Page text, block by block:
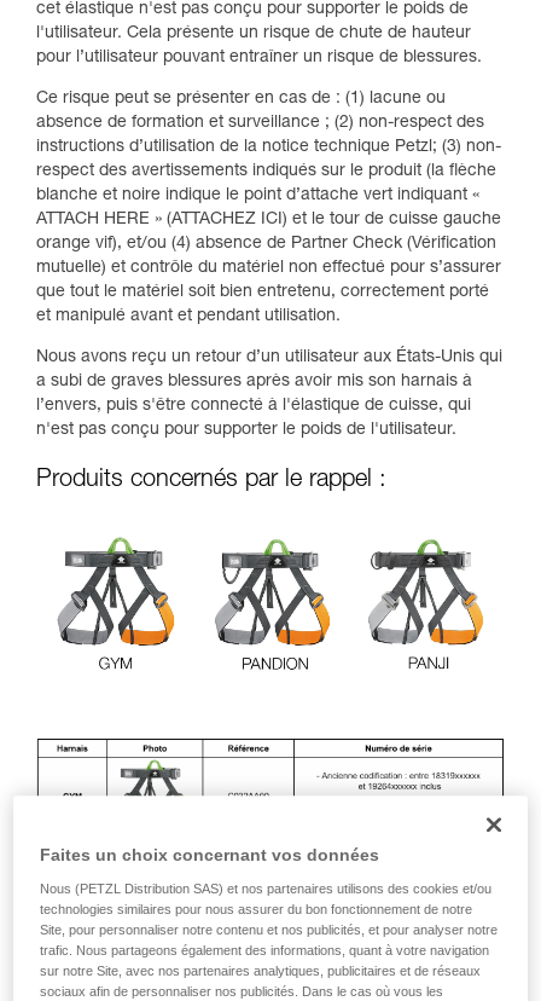
cet élastique n'est pas conçu pour supporter le poids de
l'utilisateur. Cela présente un risque de chute de hauteur
pour l’utilisateur pouvant entraîner un risque de blessures.
Ce risque peut se présenter en cas de : (1) lacune ou
absence de formation et surveillance ; (2) non-respect des
instructions d’utilisation de la notice technique Petzl; (3) non-
respect des avertissements indiqués sur le produit (la flèche
blanche et noire indique le point d’attache vert indiquant «
ATTACH HERE » (ATTACHEZ ICI) et le tour de cuisse gauche
orange vif), et/ou (4) absence de Partner Check (Vérification
mutuelle) et contrôle du matériel non effectué pour s’assurer
que tout le matériel soit bien entretenu, correctement porté
et manipulé avant et pendant utilisation.
Nous avons reçu un retour d’un utilisateur aux États-Unis qui
a subi de graves blessures après avoir mis son harnais à
l’envers, puis s'être connecté à l'élastique de cuisse, qui
n'est pas conçu pour supporter le poids de l'utilisateur.
Produits concernés par le rappel :
Faites un choix concernant vos données
Nous (PETZL Distribution SAS) et nos partenaires utilisons des cookies et/ou
technologies similaires pour nous assurer du bon fonctionnement de notre
Site, pour personnaliser notre contenu et nos publicités, et pour analyser notre
trafic. Nous partageons également des informations, quant à votre navigation
sur notre Site, avec nos partenaires analytiques, publicitaires et de réseaux
sociaux afin de personnaliser nos publicités. Dans le cas où vous les